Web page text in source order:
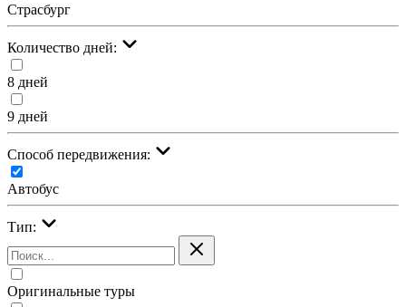
Страсбург
Количество дней:
8 дней
9 дней
Cпособ передвижения:
Автобус
Тип:
Оригинальные туры